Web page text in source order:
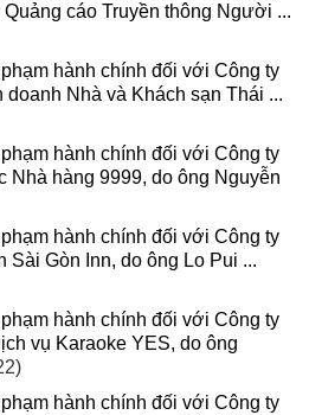
cáo Truyền thông Người ...
hành chính đối với Công ty
Nhà và Khách sạn Thái ...
hành chính đối với Công ty
Nhà hàng 9999, do ông Nguyễn
hành chính đối với Công ty
Sài Gòn Inn, do ông Lo Pui ...
hành chính đối với Công ty
vụ Karaoke YES, do ông
hành chính đối với Công ty